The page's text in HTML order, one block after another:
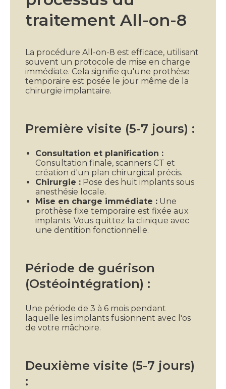
traitement All-on-8
La procédure All-on-8 est efficace, utilisant
souvent un protocole de mise en charge
immédiate. Cela signifie qu'une prothèse
temporaire est posée le jour même de la
chirurgie implantaire.
Première visite (5-7 jours) :
Consultation et planification :
Consultation finale, scanners CT et
création d'un plan chirurgical précis.
Chirurgie : Pose des huit implants sous
anesthésie locale.
Mise en charge immédiate : Une
prothèse fixe temporaire est fixée aux
implants. Vous quittez la clinique avec
une dentition fonctionnelle.
Période de guérison
(Ostéointégration) :
Une période de 3 à 6 mois pendant
laquelle les implants fusionnent avec l'os
de votre mâchoire.
Deuxième visite (5-7 jours)
: